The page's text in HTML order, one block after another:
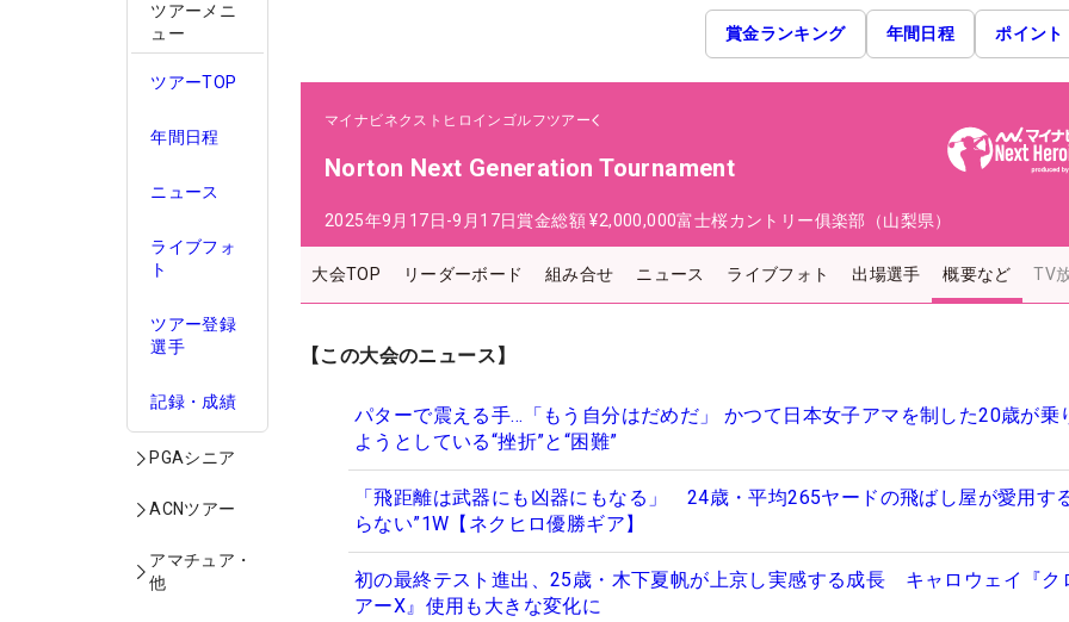
ツアーメニ
ュー
ツアーTOP
年間日程
ニュース
ライブフォ
ト
ツアー登録
選手
記録・成績
PGAシニア
ACNツアー
アマチュア・
他
賞金ランキング 年間日程 ポイント
マイナビネクストヒロインゴルフツアー
Norton Next Generation Tournament
2025年9月17日-9月17日賞金総額 ¥2,000,000富士桜カントリー俱楽部（山梨県）
大会TOP リーダーボード 組み合せ ニュース ライブフォト 出場選手 概要など TV
【この大会のニュース】
パターで震える手…「もう自分はだめだ」 かつて日本女子アマを制した20歳が乗
ようとしている“挫折”と“困難”
「飛距離は武器にも凶器にもなる」 24歳・平均265ヤードの飛ばし屋が愛用す
らない”1W【ネクヒロ優勝ギア】
初の最終テスト進出、25歳・木下夏帆が上京し実感する成長 キャロウェイ『ク
アーX』使用も大きな変化に